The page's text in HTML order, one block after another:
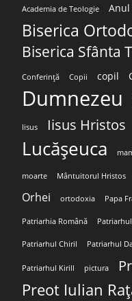
Academia de Teologie Anul
Biserica
Biserica Sfânta
Conferință Copii copil
Dumnezeu
Iisus Iisus Hristos
Lucășeuca
moarte Mântuitorul Hristos
Orhei ortodoxia Papa
Patriarhia Română
Patriarhul Chiril Patriarhul
Patriarhul Kirill pictura
Preot Iulian